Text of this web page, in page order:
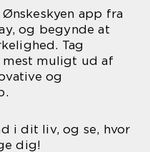
app fra
og begynde at
Tag
muligt ud af
og
i dit liv, og se, hvor
dig!